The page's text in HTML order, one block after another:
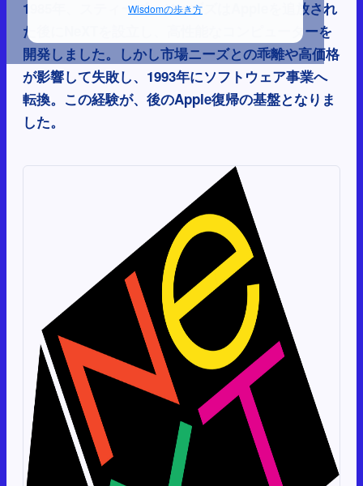
Wisdomの歩き方
1985年、スティーブ・ジョブズはAppleを追放され
た後にNeXTを設立し、高性能なコンピューターを
開発しました。しかし市場ニーズとの乖離や高価格
が影響して失敗し、1993年にソフトウェア事業へ
転換。この経験が、後のApple復帰の基盤となりま
した。